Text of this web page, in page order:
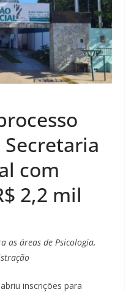
com
2,2 mil
as áreas de Psicologia,
inscrições para